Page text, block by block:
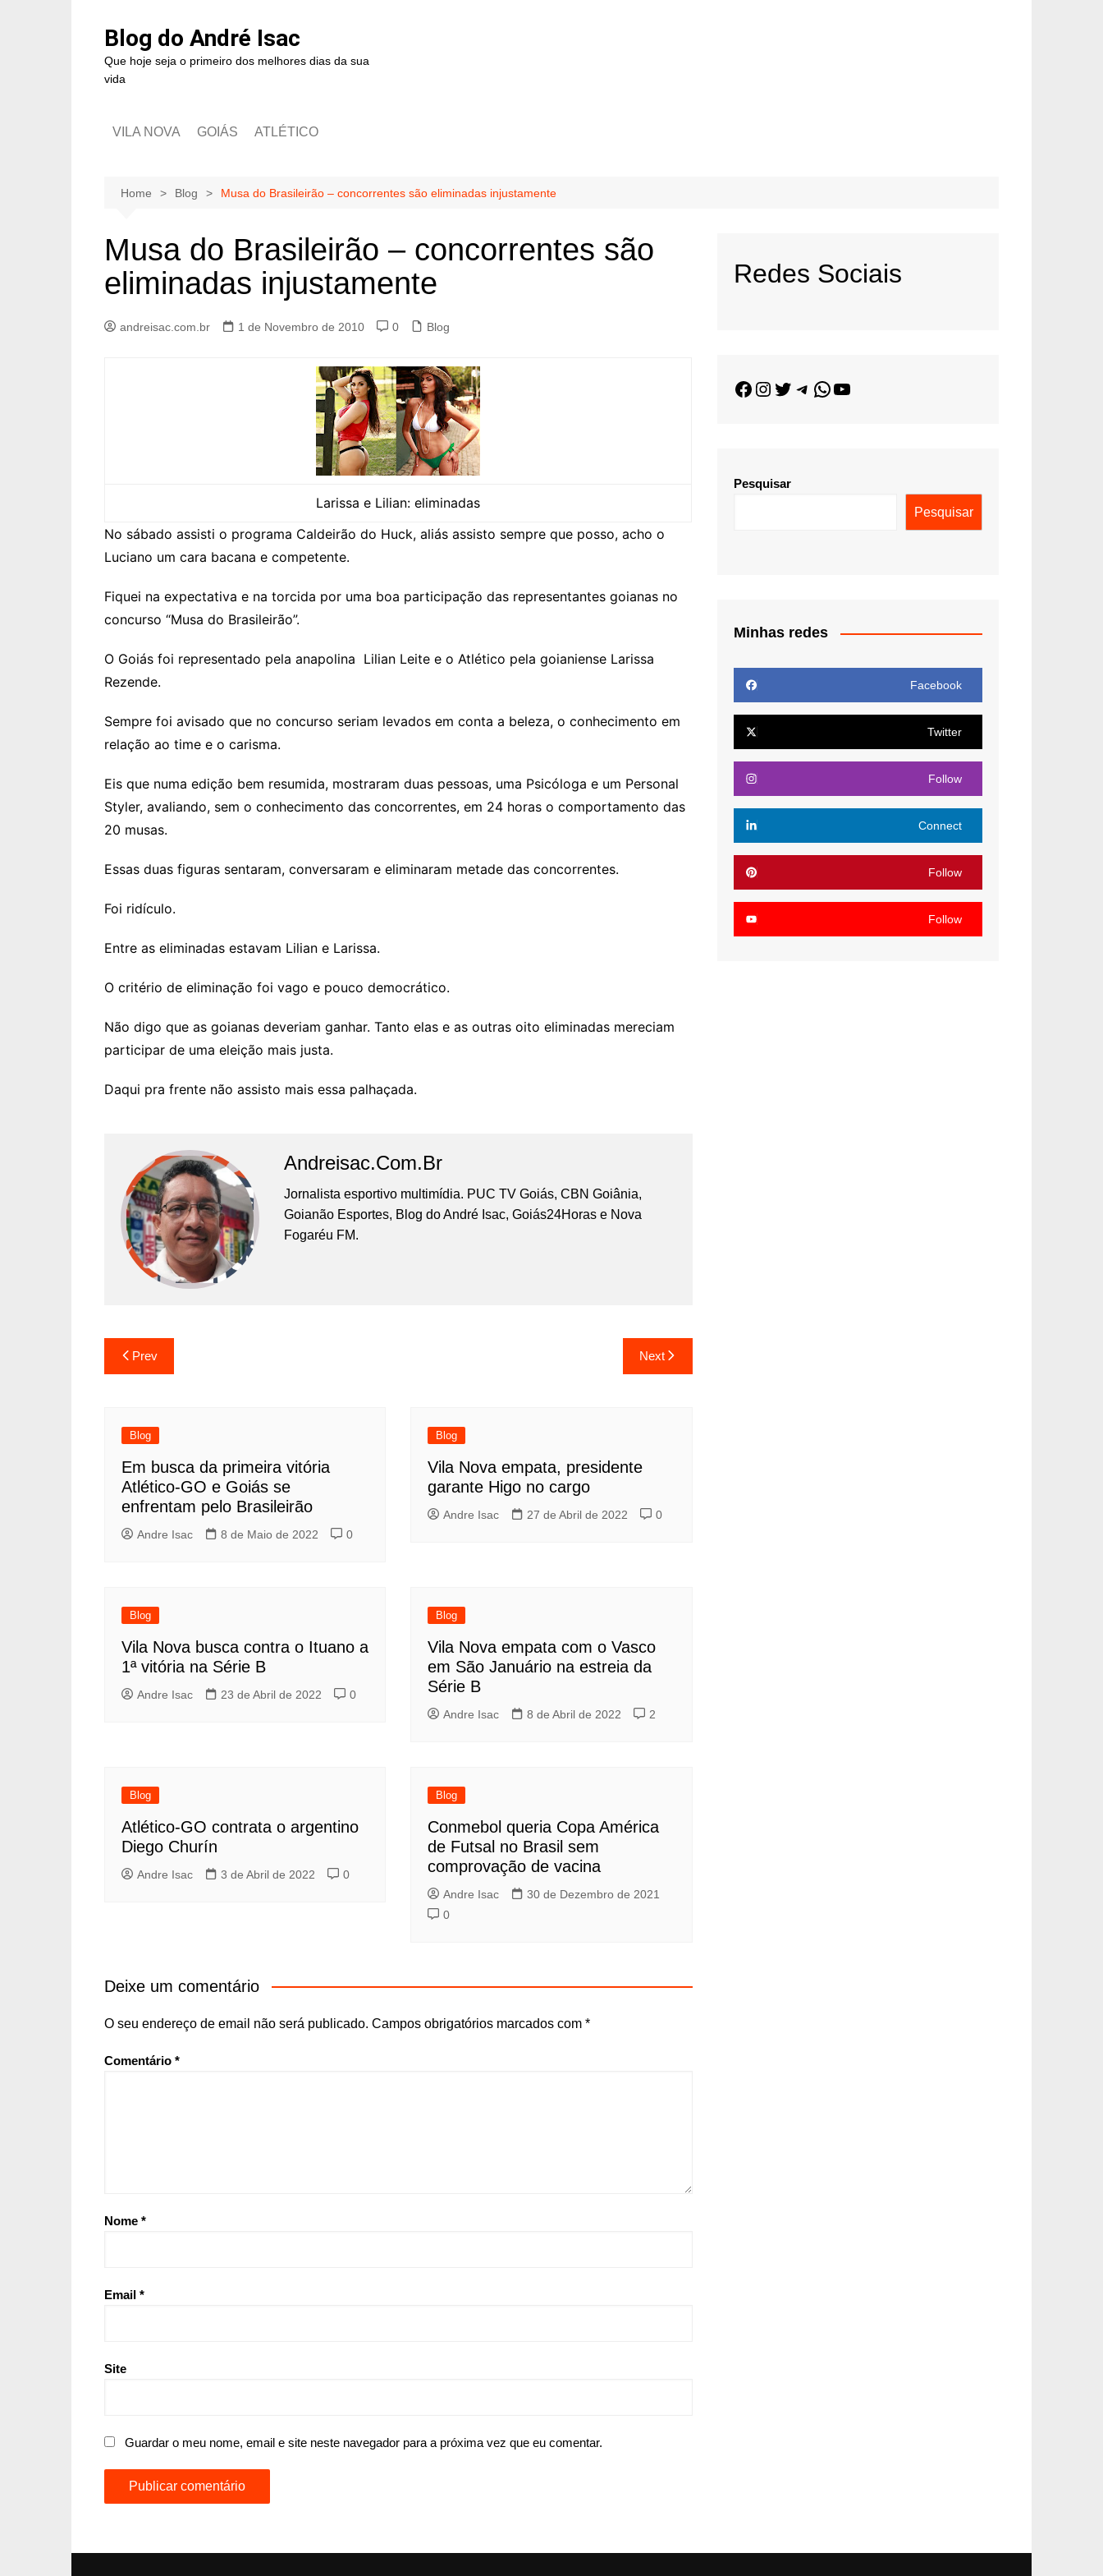
Blog do André Isac
Que hoje seja o primeiro dos melhores dias da sua
vida
VILA NOVA GOIÁS ATLÉTICO
Home Blog Musa do Brasileirão – concorrentes são eliminadas injustamente
Musa do Brasileirão – concorrentes são
eliminadas injustamente
andreisac.com.br 1 de Novembro de 2010 0 Blog
Larissa e Lilian: eliminadas
No sábado assisti o programa Caldeirão do Huck, aliás assisto sempre que posso, acho o
Luciano um cara bacana e competente.
Fiquei na expectativa e na torcida por uma boa participação das representantes goianas no
concurso “Musa do Brasileirão”.
O Goiás foi representado pela anapolina Lilian Leite e o Atlético pela goianiense Larissa
Rezende.
Sempre foi avisado que no concurso seriam levados em conta a beleza, o conhecimento em
relação ao time e o carisma.
Eis que numa edição bem resumida, mostraram duas pessoas, uma Psicóloga e um Personal
Styler, avaliando, sem o conhecimento das concorrentes, em 24 horas o comportamento das
20 musas.
Essas duas figuras sentaram, conversaram e eliminaram metade das concorrentes.
Foi ridículo.
Entre as eliminadas estavam Lilian e Larissa.
O critério de eliminação foi vago e pouco democrático.
Não digo que as goianas deveriam ganhar. Tanto elas e as outras oito eliminadas mereciam
participar de uma eleição mais justa.
Daqui pra frente não assisto mais essa palhaçada.
Andreisac.com.br
Jornalista esportivo multimídia. PUC TV Goiás, CBN Goiânia,
Goianão Esportes, Blog do André Isac, Goiás24Horas e Nova
Fogaréu FM.
Prev Next
Blog
Em busca da primeira vitória
Atlético-GO e Goiás se
enfrentam pelo Brasileirão
Andre Isac 8 de Maio de 2022 0
Blog
Vila Nova empata, presidente
garante Higo no cargo
Andre Isac 27 de Abril de 2022 0
Blog
Vila Nova busca contra o Ituano a
1ª vitória na Série B
Andre Isac 23 de Abril de 2022 0
Blog
Vila Nova empata com o Vasco
em São Januário na estreia da
Série B
Andre Isac 8 de Abril de 2022 2
Blog
Atlético-GO contrata o argentino
Diego Churín
Andre Isac 3 de Abril de 2022 0
Blog
Conmebol queria Copa América
de Futsal no Brasil sem
comprovação de vacina
Andre Isac
30 de Dezembro de 2021
0
Deixe um comentário
O seu endereço de email não será publicado. Campos obrigatórios marcados com *
Comentário *
Nome *
Email *
Site
Guardar o meu nome, email e site neste navegador para a próxima vez que eu comentar.
Redes Sociais
Pesquisar
Pesquisar
Minhas redes
Facebook
Twitter
Follow
Connect
Follow
Follow